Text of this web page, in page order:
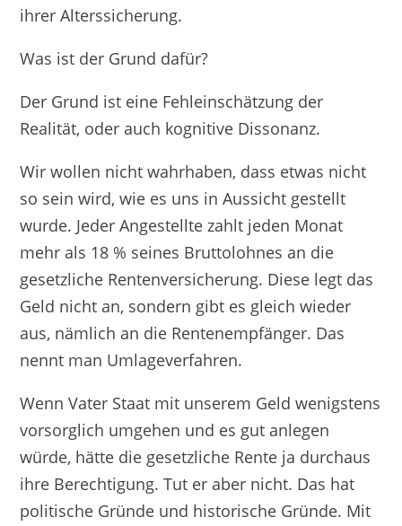
ihrer Alterssicherung.
Was ist der Grund dafür?
Der Grund ist eine Fehleinschätzung der
Realität, oder auch kognitive Dissonanz.
Wir wollen nicht wahrhaben, dass etwas nicht
so sein wird, wie es uns in Aussicht gestellt
wurde. Jeder Angestellte zahlt jeden Monat
mehr als 18 % seines Bruttolohnes an die
gesetzliche Rentenversicherung. Diese legt das
Geld nicht an, sondern gibt es gleich wieder
aus, nämlich an die Rentenempfänger. Das
nennt man Umlageverfahren.
Wenn Vater Staat mit unserem Geld wenigstens
vorsorglich umgehen und es gut anlegen
würde, hätte die gesetzliche Rente ja durchaus
ihre Berechtigung. Tut er aber nicht. Das hat
politische Gründe und historische Gründe. Mit